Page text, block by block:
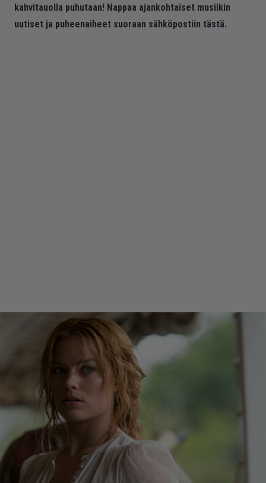
kahvitauolla puhutaan! Nappaa ajankohtaiset musiikin
uutiset ja puheenaiheet suoraan sähköpostiin tästä.